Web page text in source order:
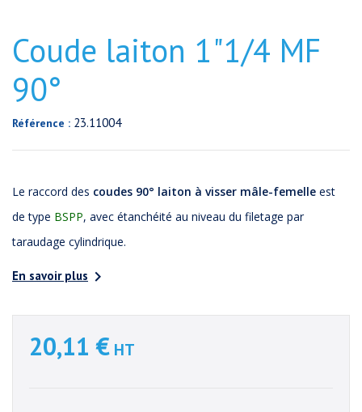
Coude laiton 1"1/4 MF
90°
Référence : 23.11004
Le raccord des coudes 90° laiton à visser mâle-femelle est
de type BSPP, avec étanchéité au niveau du filetage par
taraudage cylindrique.
En savoir plus 
20,11 € HT